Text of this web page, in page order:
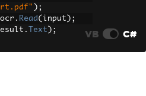
);
. Read ( input );
. Text ); VB C#